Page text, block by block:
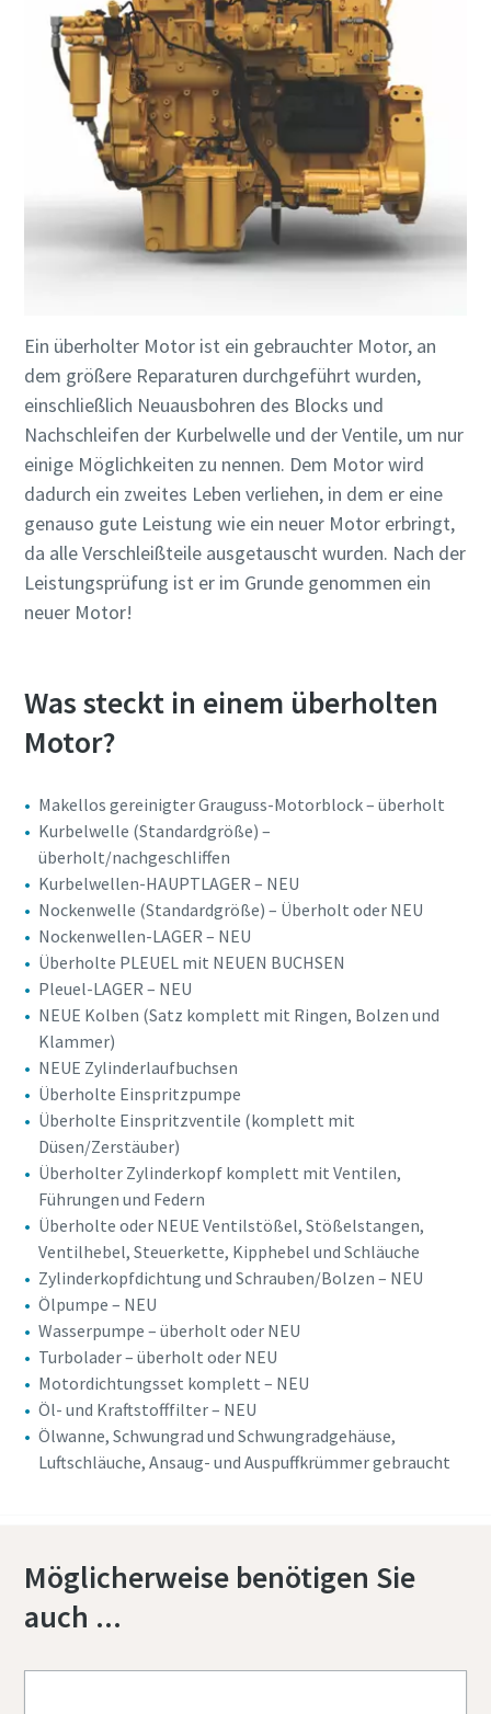
Ein überholter Motor ist ein gebrauchter Motor, an
dem größere Reparaturen durchgeführt wurden,
einschließlich Neuausbohren des Blocks und
Nachschleifen der Kurbelwelle und der Ventile, um nur
einige Möglichkeiten zu nennen. Dem Motor wird
dadurch ein zweites Leben verliehen, in dem er eine
genauso gute Leistung wie ein neuer Motor erbringt,
da alle Verschleißteile ausgetauscht wurden. Nach der
Leistungsprüfung ist er im Grunde genommen ein
neuer Motor!
Was steckt in einem überholten
Motor?
Makellos gereinigter Grauguss-Motorblock – überholt
Kurbelwelle (Standardgröße) –
überholt/nachgeschliffen
Kurbelwellen-HAUPTLAGER – NEU
Nockenwelle (Standardgröße) – Überholt oder NEU
Nockenwellen-LAGER – NEU
Überholte PLEUEL mit NEUEN BUCHSEN
Pleuel-LAGER – NEU
NEUE Kolben (Satz komplett mit Ringen, Bolzen und
Klammer)
NEUE Zylinderlaufbuchsen
Überholte Einspritzpumpe
Überholte Einspritzventile (komplett mit
Düsen/Zerstäuber)
Überholter Zylinderkopf komplett mit Ventilen,
Führungen und Federn
Überholte oder NEUE Ventilstößel, Stößelstangen,
Ventilhebel, Steuerkette, Kipphebel und Schläuche
Zylinderkopfdichtung und Schrauben/Bolzen – NEU
Ölpumpe – NEU
Wasserpumpe – überholt oder NEU
Turbolader – überholt oder NEU
Motordichtungsset komplett – NEU
Öl- und Kraftstofffilter – NEU
Ölwanne, Schwungrad und Schwungradgehäuse,
Luftschläuche, Ansaug- und Auspuffkrümmer gebraucht
Möglicherweise benötigen Sie
auch ...